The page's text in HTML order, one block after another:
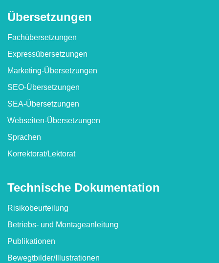
Überset­zungen
Fachübersetzungen
Express­übersetzungen
Marketing-Übersetzungen
SEO-Übersetzungen
SEA-Übersetzungen
Webseiten-Übersetzungen
Sprachen
Korrektorat/​Lektorat
Technische Dokumen­tation
Risikobeurteilung
Betriebs- und Montageanleitung
Publikationen
Bewegtbilder/​Illustrationen